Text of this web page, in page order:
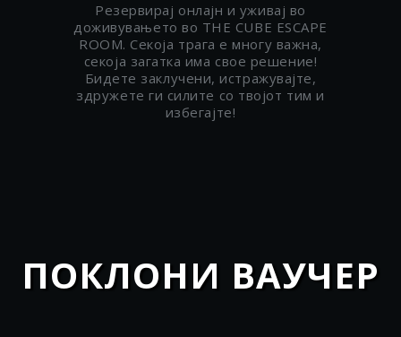
Резервирај онлајн и уживај во
доживувањето во THE CUBE ESCAPE
ROOM. Секоја трага е многу важна,
секоја загатка има свое решение!
Бидете заклучени, истражувајте,
здружете ги силите со твојот тим и
избегајте!
ПОКЛОНИ ВАУЧЕР